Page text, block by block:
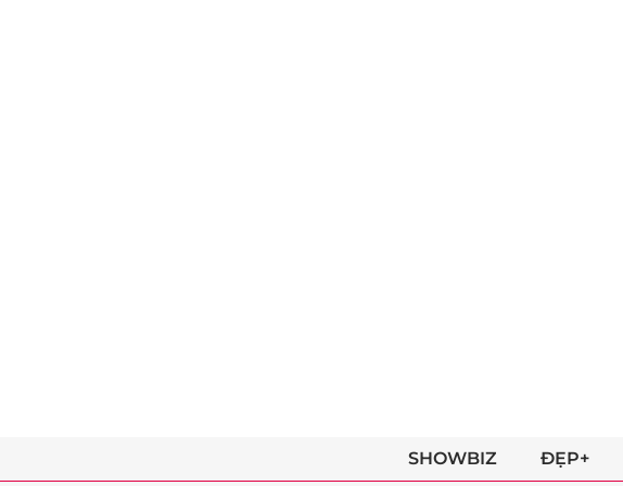
SHOWBIZ ĐẸP+